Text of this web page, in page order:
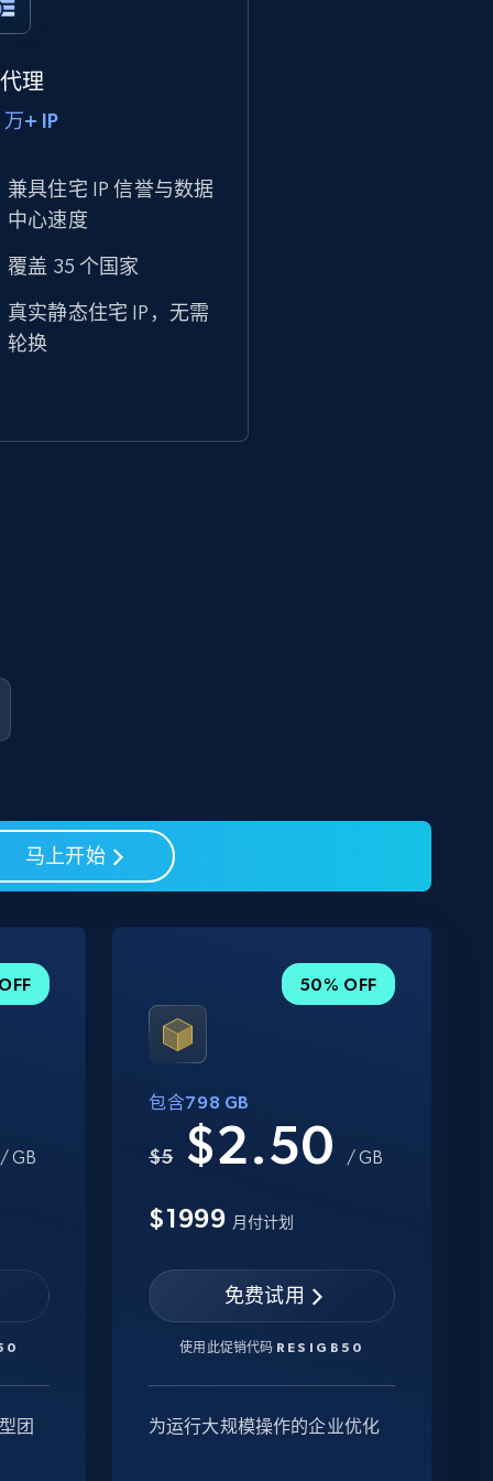
理
+ IP
兼具住宅 IP 信誉与数据
中心速度
覆盖 35 个国家
真实静态住宅 IP，无需
轮换
马上开始
/ GB
团
50% OFF
包含798 GB
$5 $2.50 / GB
$1999 月付计划
免费试用
使用此促销代码 RESIGB50
为运行大规模操作的企业优化